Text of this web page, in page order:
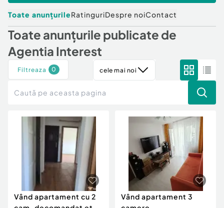
Servicii
Animale de companie
Afaceri și echipamente profesionale
Inchiriere Bunuri si Vehicule
Piese auto si accesorii
Dacia Duster
Toate anunțurileRatinguriDespre noiContact
Toate anunțurile publicate de
Agentia Interest
Filtreaza 0 cele mai noi
Vând apartament cu 2
Vând apartament 3